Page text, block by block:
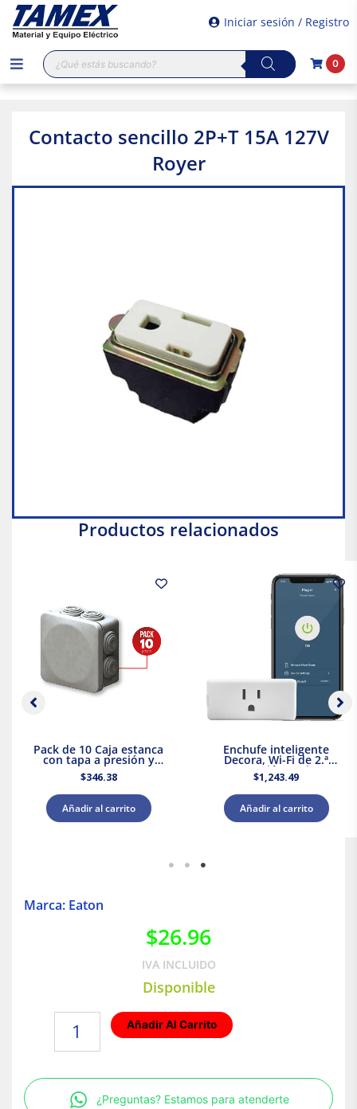
Iniciar sesión / Registro
Búsqueda
de
productos
0
Contacto sencillo 2P+T 15A 127V
Royer
Productos relacionados
Pack de 10 Caja estanca
con tapa a presión y
conos 80x80x45 IP55
Royer WDC0808P
$346.38
Añadir al carrito
Enchufe inteligente
Decora, Wi-Fi de 2.ª
generación Leviton
$1,243.49
Añadir al carrito
Marca: Eaton
$26.96
IVA INCLUIDO
Disponible
127V
Royer
Añadir Al Carrito
¿Preguntas? Estamos para atenderte